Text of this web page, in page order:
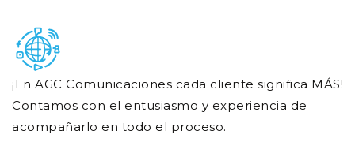
¡En AGC Comunicaciones cada cliente significa MÁS!
Contamos con el entusiasmo y experiencia de
acompañarlo en todo el proceso.